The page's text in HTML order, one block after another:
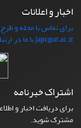
اخبار و اعلانات
برای تماس با مجله و طرح
japr@ut.ac.ir با ما در ارتباط باشید.
اشتراک خبرنامه
برای دریافت اخبار و
مشترک شوید.